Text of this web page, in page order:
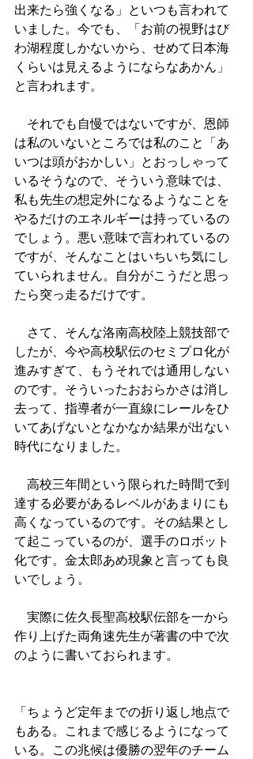
出来たら強くなる」といつも言われて
いました。今でも、「お前の視野はび
わ湖程度しかないから、せめて日本海
くらいは見えるようにならなあかん」
と言われます。
それでも自慢ではないですが、恩師
は私のいないところでは私のこと「あ
いつは頭がおかしい」とおっしゃって
いるそうなので、そういう意味では、
私も先生の想定外になるようなことを
やるだけのエネルギーは持っているの
でしょう。悪い意味で言われているの
ですが、そんなことはいちいち気にし
ていられません。自分がこうだと思っ
たら突っ走るだけです。
さて、そんな洛南高校陸上競技部で
したが、今や高校駅伝のセミプロ化が
進みすぎて、もうそれでは通用しない
のです。そういったおおらかさは消し
去って、指導者が一直線にレールをひ
いてあげないとなかなか結果が出ない
時代になりました。
高校三年間という限られた時間で到
達する必要があるレベルがあまりにも
高くなっているのです。その結果とし
て起こっているのが、選手のロボット
化です。金太郎あめ現象と言っても良
いでしょう。
実際に佐久長聖高校駅伝部を一から
作り上げた両角速先生が著書の中で次
のように書いておられます。
「ちょうど定年までの折り返し地点で
もある。これまで感じるようになって
いる。この兆候は優勝の翌年のチーム